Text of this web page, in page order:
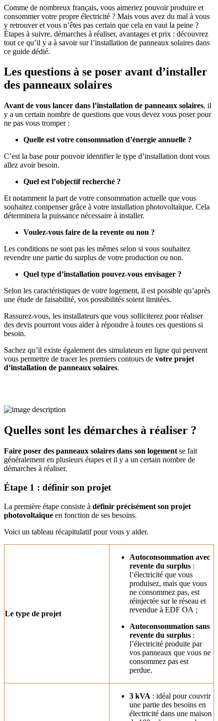
Comme de nombreux français, vous aimeriez pouvoir produire et
consommer votre propre électricité ? Mais vous avez du mal à vous
y retrouver et vous n’êtes pas certain que cela en vaut la peine ?
Étapes à suivre, démarches à réaliser, avantages et prix : découvrez
tout ce qu’il y a à savoir sur l’installation de panneaux solaires dans
ce guide dédié.
Les questions à se poser avant d’installer
des panneaux solaires
Avant de vous lancer dans l’installation de panneaux solaires, il
y a un certain nombre de questions que vous devez vous poser pour
ne pas vous tromper :
Quelle est votre consommation d’énergie annuelle ?
C’est la base pour pouvoir identifier le type d’installation dont vous
allez avoir besoin.
Quel est l’objectif recherché ?
Et notamment la part de votre consommation actuelle que vous
souhaitez compenser grâce à votre installation photovoltaïque. Cela
déterminera la puissance nécessaire à installer.
Voulez-vous faire de la revente ou non ?
Les conditions ne sont pas les mêmes selon si vous souhaitez
revendre une partie du surplus de votre production ou non.
Quel type d’installation pouvez-vous envisager ?
Selon les caractéristiques de votre logement, il est possible qu’après
une étude de faisabilité, vos possibilités soient limitées.
Rassurez-vous, les installateurs que vous solliciterez pour réaliser
des devis pourront vous aider à répondre à toutes ces questions si
besoin.
Sachez qu’il existe également des simulateurs en ligne qui peuvent
vous permettre de tracer les premiers contours de votre projet
d’installation de panneaux solaires.
Quelles sont les démarches à réaliser ?
Faire poser des panneaux solaires dans son logement se fait
généralement en plusieurs étapes et il y a un certain nombre de
démarches à réaliser.
Étape 1 : définir son projet
La première étape consiste à définir précisément son projet
photovoltaïque en fonction de ses besoins.
Voici un tableau récapitulatif pour vous y aider.
Le type de projet
Autoconsommation avec
revente du surplus :
l’électricité que vous
produisez, mais que vous
ne consommez pas, est
réinjectée sur le réseau et
revendue à EDF OA ;
Autoconsommation sans
revente du surplus :
l’électricité produite par
vos panneaux que vous ne
consommez pas est
perdue.
3 kVA : idéal pour couvrir
une partie des besoins en
électricité dans une maison